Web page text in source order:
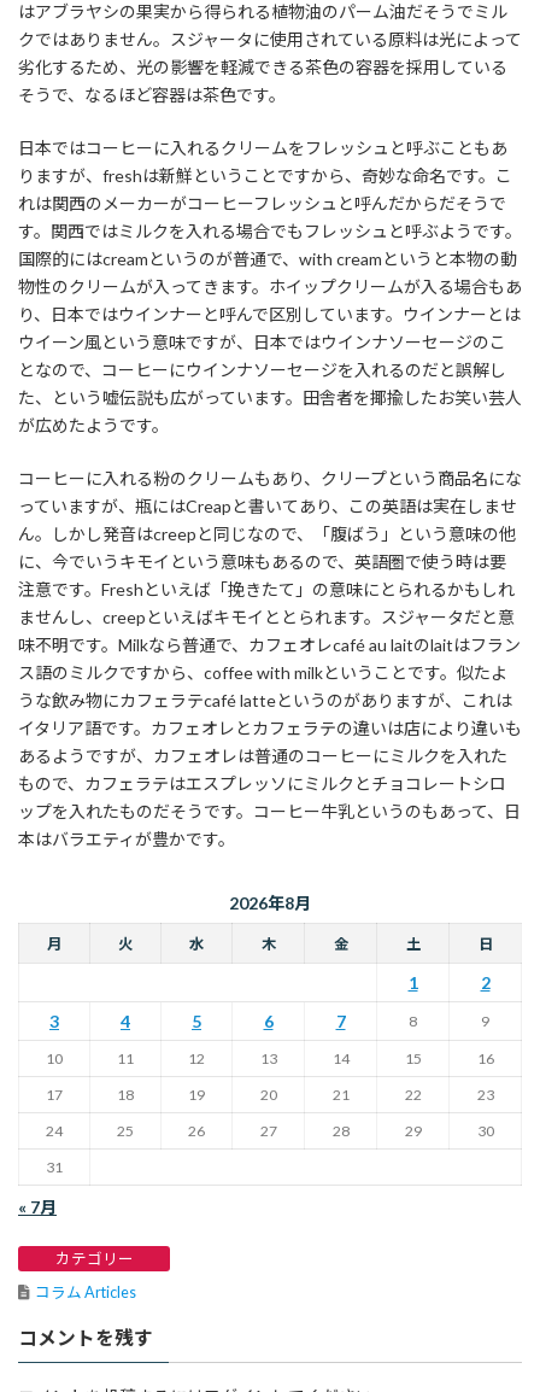
はアブラヤシの果実から得られる植物油のパーム油だそうでミル
クではありません。スジャータに使用されている原料は光によって
劣化するため、光の影響を軽減できる茶色の容器を採用している
そうで、なるほど容器は茶色です。
日本ではコーヒーに入れるクリームをフレッシュと呼ぶこともあ
りますが、freshは新鮮ということですから、奇妙な命名です。こ
れは関西のメーカーがコーヒーフレッシュと呼んだからだそうで
す。関西ではミルクを入れる場合でもフレッシュと呼ぶようです。
国際的にはcreamというのが普通で、with creamというと本物の動
物性のクリームが入ってきます。ホイップクリームが入る場合もあ
り、日本ではウインナーと呼んで区別しています。ウインナーとは
ウイーン風という意味ですが、日本ではウインナソーセージのこ
となので、コーヒーにウインナソーセージを入れるのだと誤解し
た、という嘘伝説も広がっています。田舎者を揶揄したお笑い芸人
が広めたようです。
コーヒーに入れる粉のクリームもあり、クリープという商品名にな
っていますが、瓶にはCreapと書いてあり、この英語は実在しませ
ん。しかし発音はcreepと同じなので、「腹ばう」という意味の他
に、今でいうキモイという意味もあるので、英語圏で使う時は要
注意です。Freshといえば「挽きたて」の意味にとられるかもしれ
ませんし、creepといえばキモイととられます。スジャータだと意
味不明です。Milkなら普通で、カフェオレcafé au laitのlaitはフラン
ス語のミルクですから、coffee with milkということです。似たよ
うな飲み物にカフェラテcafé latteというのがありますが、これは
イタリア語です。カフェオレとカフェラテの違いは店により違いも
あるようですが、カフェオレは普通のコーヒーにミルクを入れた
もので、カフェラテはエスプレッソにミルクとチョコレートシロ
ップを入れたものだそうです。コーヒー牛乳というのもあって、日
本はバラエティが豊かです。
2026年8月
月 火 水 木 金 土 日
1
2
3
4 5 6 7 8 9
10 11 12 13 14 15
16
17
18 19 20 21 22
23
24
25 26 27 28 29
30
31
« 7月
カテゴリー
コラム Articles
コメントを残す